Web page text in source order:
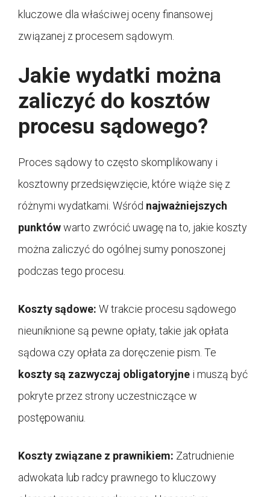
kluczowe dla właściwej oceny finansowej
związanej z procesem sądowym.
Jakie wydatki można
zaliczyć do kosztów
procesu sądowego?
Proces sądowy to często skomplikowany i
kosztowny przedsięwzięcie, które wiąże się z
różnymi wydatkami. Wśród najważniejszych
punktówwarto zwrócić uwagę na to, jakie koszty
można zaliczyć do ogólnej sumy ponoszonej
podczas tego procesu.
Koszty sądowe: W trakcie procesu sądowego
nieuniknione są pewne opłaty, takie jak opłata
sądowa czy opłata za doręczenie pism. Te
koszty są zazwyczaj obligatoryjne i muszą być
pokryte przez strony uczestniczące w
postępowaniu.
Koszty związane z prawnikiem: Zatrudnienie
adwokata lub radcy prawnego to kluczowy